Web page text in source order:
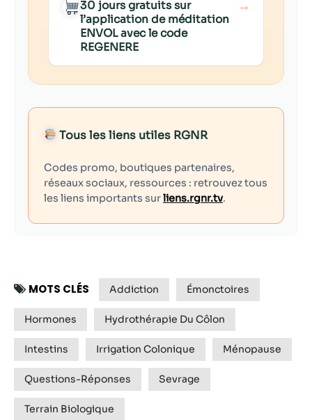
30 jours gratuits sur
l’application de méditation
ENVOL avec le code
REGENERE
→
Tous les liens utiles RGNR
Codes promo, boutiques partenaires,
réseaux sociaux, ressources : retrouvez tous
les liens importants surliens.rgnr.tv.
MOTS CLÉS Addiction Émonctoires
Hormones Hydrothérapie Du Côlon
Intestins Irrigation Colonique Ménopause
Questions-Réponses Sevrage
Terrain Biologique